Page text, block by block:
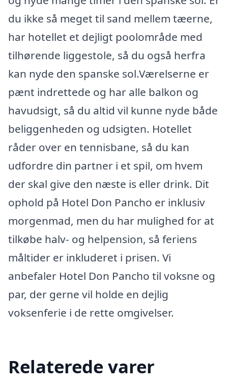
du ikke så meget til sand mellem tæerne,
har hotellet et dejligt poolområde med
tilhørende liggestole, så du også herfra
kan nyde den spanske sol.Værelserne er
pænt indrettede og har alle balkon og
havudsigt, så du altid vil kunne nyde både
beliggenheden og udsigten. Hotellet
råder over en tennisbane, så du kan
udfordre din partner i et spil, om hvem
der skal give den næste is eller drink. Dit
ophold på Hotel Don Pancho er inklusiv
morgenmad, men du har mulighed for at
tilkøbe halv- og helpension, så feriens
måltider er inkluderet i prisen. Vi
anbefaler Hotel Don Pancho til voksne og
par, der gerne vil holde en dejlig
voksenferie i de rette omgivelser.
Relaterede varer